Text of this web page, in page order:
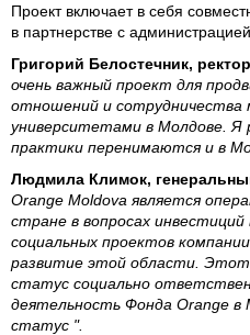
Проект включает в себя
в партнерстве с
Григорий Белостечник,
очень важный проект для
отношений и сотрудничества
университетами в Молдове. Я
практики перенимаются и в
Людмила Климок,
Orange Moldova является
стране в вопросах инвестиций
социальных проектов
развитие этой области.
статус социально
деятельность Фонда Orange
статус ".